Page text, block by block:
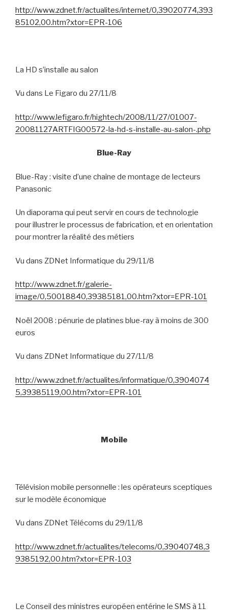
http://www.zdnet.fr/actualites/internet/0,39020774,393
85102,00.htm?xtor=EPR-106
La HD s’installe au salon
Vu dans Le Figaro du 27/11/8
http://www.lefigaro.fr/hightech/2008/11/27/01007-
20081127ARTFIG00572-la-hd-s-installe-au-salon-.php
Blue-Ray
Blue-Ray : visite d’une chaîne de montage de lecteurs
Panasonic
Un diaporama qui peut servir en cours de technologie
pour illustrer le processus de fabrication, et en orientation
pour montrer la réalité des métiers
Vu dans ZDNet Informatique du 29/11/8
http://www.zdnet.fr/galerie-
image/0,50018840,39385181,00.htm?xtor=EPR-101
Noël 2008 : pénurie de platines blue-ray à moins de 300
euros
Vu dans ZDNet Informatique du 27/11/8
http://www.zdnet.fr/actualites/informatique/0,3904074
5,39385119,00.htm?xtor=EPR-101
Mobile
Télévision mobile personnelle : les opérateurs sceptiques
sur le modèle économique
Vu dans ZDNet Télécoms du 29/11/8
http://www.zdnet.fr/actualites/telecoms/0,39040748,3
9385192,00.htm?xtor=EPR-103
Le Conseil des ministres européen entérine le SMS à 11